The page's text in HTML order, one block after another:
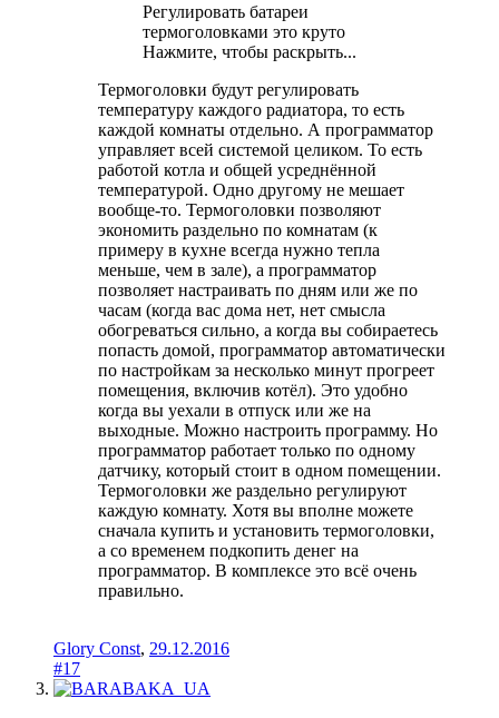
Регулировать батареи
термоголовками это круто
Нажмите, чтобы раскрыть...
Термоголовки будут регулировать
температуру каждого радиатора, то есть
каждой комнаты отдельно. А программатор
управляет всей системой целиком. То есть
работой котла и общей усреднённой
температурой. Одно другому не мешает
вообще-то. Термоголовки позволяют
экономить раздельно по комнатам (к
примеру в кухне всегда нужно тепла
меньше, чем в зале), а программатор
позволяет настраивать по дням или же по
часам (когда вас дома нет, нет смысла
обогреваться сильно, а когда вы собираетесь
попасть домой, программатор автоматически
по настройкам за несколько минут прогреет
помещения, включив котёл). Это удобно
когда вы уехали в отпуск или же на
выходные. Можно настроить программу. Но
программатор работает только по одному
датчику, который стоит в одном помещении.
Термоголовки же раздельно регулируют
каждую комнату. Хотя вы вполне можете
сначала купить и установить термоголовки,
а со временем подкопить денег на
программатор. В комплексе это всё очень
правильно.
Glory Const, 29.12.2016
#17